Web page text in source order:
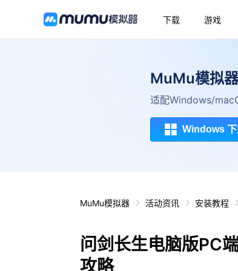
下载 游戏
MuMu模拟
适配Windows/
Windows
MuMu模拟器 活动资讯 安装教程
问剑长生电脑版PC
攻略